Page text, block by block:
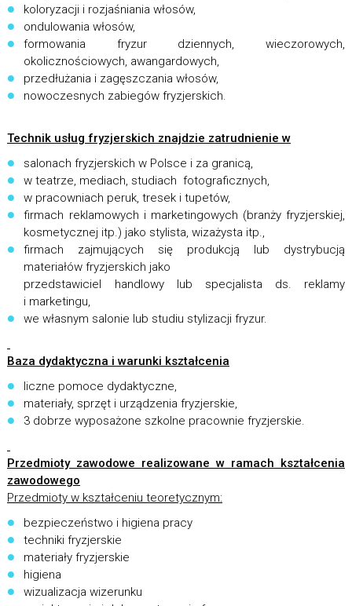
koloryzacji i rozjaśniania włosów,
ondulowania włosów,
formowania fryzur dziennych, wieczorowych,
okolicznościowych, awangardowych,
przedłużania i zagęszczania włosów,
nowoczesnych zabiegów fryzjerskich.
Technik usług fryzjerskich znajdzie zatrudnienie w
salonach fryzjerskich w Polsce i za granicą,
w teatrze, mediach, studiach fotograficznych,
w pracowniach peruk, tresek i tupetów,
firmach reklamowych i marketingowych (branży fryzjerskiej,
kosmetycznej itp.) jako stylista, wizażysta itp.,
firmach zajmujących się produkcją lub dystrybucją
materiałów fryzjerskich jako
przedstawiciel handlowy lub specjalista ds. reklamy
i marketingu,
we własnym salonie lub studiu stylizacji fryzur.
Baza dydaktyczna i warunki kształcenia
liczne pomoce dydaktyczne,
materiały, sprzęt i urządzenia fryzjerskie,
3 dobrze wyposażone szkolne pracownie fryzjerskie.
Przedmioty zawodowe realizowane w ramach kształcenia
zawodowego
Przedmioty w kształceniu teoretycznym:
bezpieczeństwo i higiena pracy
techniki fryzjerskie
materiały fryzjerskie
higiena
wizualizacja wizerunku